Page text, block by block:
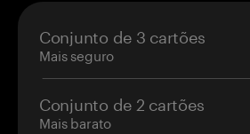
Conjunto de 3 cartões
Mais seguro
Conjunto de 2 cartões
Mais barato